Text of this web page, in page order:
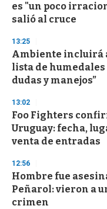
es "un poco
salió al cruce
13:25
Ambiente incluirá
lista de
dudas y manejos”
13:02
Foo Fighters
Uruguay: fecha,
venta de entradas
12:56
Hombre fue
Peñarol: vieron a
crimen